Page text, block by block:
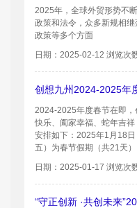
2025年，全球外贸形势不
政策和法令，众多新规相
政策等多个方面
日期：2025-02-12 浏览次
创想九州2024-2025年
2024-2025年度春节在即
快乐、阖家幸福、蛇年吉
安排如下：2025年1月18
五）为春节假期（共21天
日期：2025-01-17 浏览次
“守正创新 ·共创未来